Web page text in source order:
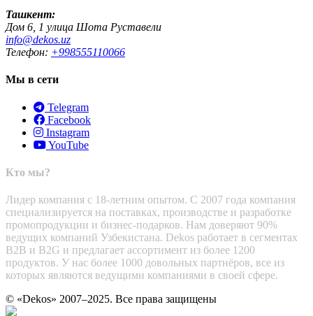
Ташкент:
Дом 6, 1 улица Шота Руставели
info@dekos.uz
Телефон: +998555110066
Мы в сети
Telegram
Facebook
Instagram
YouTube
Кто мы?
Лидер компания с 18-летним опытом. С 2007 года компания
специализируется на поставках, производстве и разработке
промопродукции и бизнес-подарков. Нам доверяют 90%
ведущих компаний Узбекистана. Dekos работает в сегментах
B2B и B2G и предлагает ассортимент из более 1200
продуктов. У нас более 1000 довольных партнёров, все из
которых являются ведущими компаниями в своей сфере.
© «Dekos» 2007–2025. Все права защищены